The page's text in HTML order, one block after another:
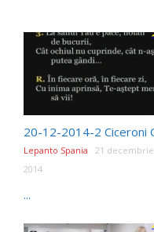
Lepanto Spania
21 decembrie
2014
...